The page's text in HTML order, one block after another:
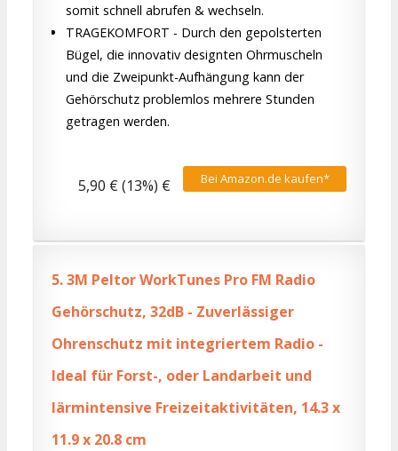
somit schnell abrufen & wechseln.
TRAGEKOMFORT - Durch den gepolsterten
Bügel, die innovativ designten Ohrmuscheln
und die Zweipunkt-Aufhängung kann der
Gehörschutz problemlos mehrere Stunden
getragen werden.
Bei Amazon.de kaufen*
5,90 € (13%) €
5.3M Peltor WorkTunes Pro FM Radio
Gehörschutz, 32dB - Zuverlässiger
Ohrenschutz mit integriertem Radio -
Ideal für Forst-, oder Landarbeit und
lärmintensive Freizeitaktivitäten, 14.3 x
11.9 x 20.8 cm